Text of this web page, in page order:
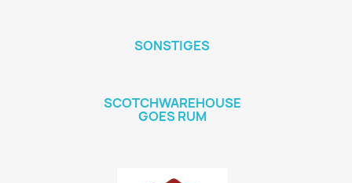
SONSTIGES
SCOTCHWAREHOUSE
GOES RUM